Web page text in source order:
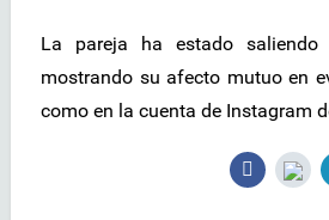
La pareja ha estado saliendo
mostrando su afecto mutuo en
como en la cuenta de Instagram